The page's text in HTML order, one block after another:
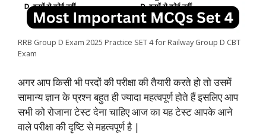
RRB Group D Exam 2025 Practice SET 4 for Railway Group D CBT
Exam
अगर आप किसी भी परदों की परीक्षा की तैयारी करते हो तो उसमें
सामान्य ज्ञान के प्रश्न बहुत ही ज्यादा महत्वपूर्ण होते हैं इसलिए आप
सभी को रोजाना टेस्ट देना चाहिए आज का यह टेस्ट आपके आने
वाले परीक्षा की दृष्टि से महत्वपूर्ण है |